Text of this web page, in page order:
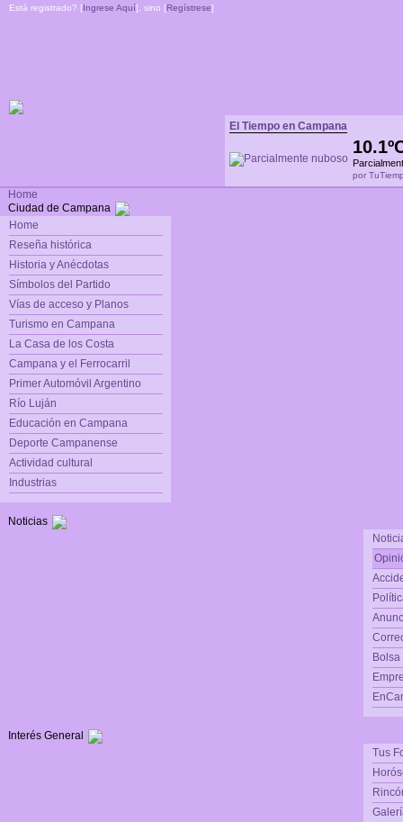
Está registrado? [Ingrese Aquí], sino [Regístrese]
El Tiempo en Campana
por
Home
Ciudad de Campana
Home
Reseña histórica
Historia y Anécdotas
Símbolos del Partido
Vías de acceso y Planos
Turismo en Campana
La Casa de los Costa
Campana y el Ferrocarril
Primer Automóvil Argentino
Río Luján
Educación en Campana
Deporte Campanense
Actividad cultural
Industrias
Noticias
Interés General
Tus